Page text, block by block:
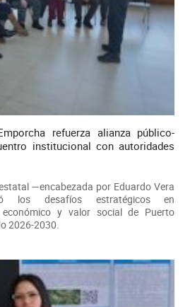
refuerza alianza público-
institucional con autoridades
—encabezada por Eduardo Vera
los desafíos estratégicos en
económico y valor social de Puerto
2026-2030.